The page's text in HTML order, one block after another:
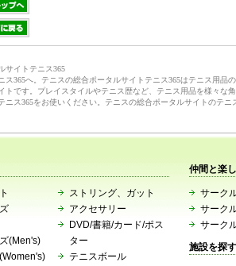
サイトテニス365
ス365へ。テニスの総合ポータルサイトテニス365はテニス用
トです。プレイスタイルやテニス歴など、テニス用品を様々
ニス365をお使いください。テニスの総合ポータルサイトのテニ
(Men's)
ストリング、ガット
アクセサリー
DVD/書籍/カード/ポス
ター
テニスボール
仲間と楽
サーク
サーク
サーク
施設を探す